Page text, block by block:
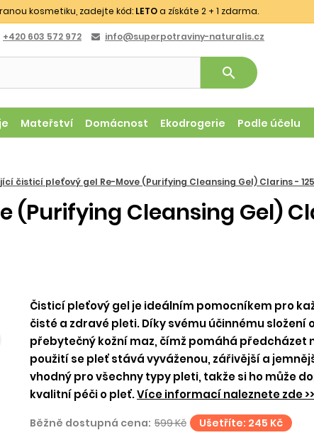
kosmetiku, zadejte kód: LETOa získáte 2 + 1 zdarma.
+420 603 572 972 info@superpotraviny-naturalis.cz
search
Mateřství Domácnost Ekodrogerie Podle účelu
čisticí pleťový gel Re-Move (Purifying Cleansing Gel) Clarins -
Cleansing Gel)
Čisticí pleťový gel je ideálním pomocníkem pro
čisté a zdravé pleti. Díky svému účinnému
přebytečný kožní maz, čímž pomáhá předcházet
použití se pleť stává vyváženou, zářivější a
vhodný pro všechny typy pleti, takže si ho může
kvalitní péči o pleť.Více informací naleznete zde >>
Běžně dostupná cena: 599 Kč Ušetříte: 245 Kč